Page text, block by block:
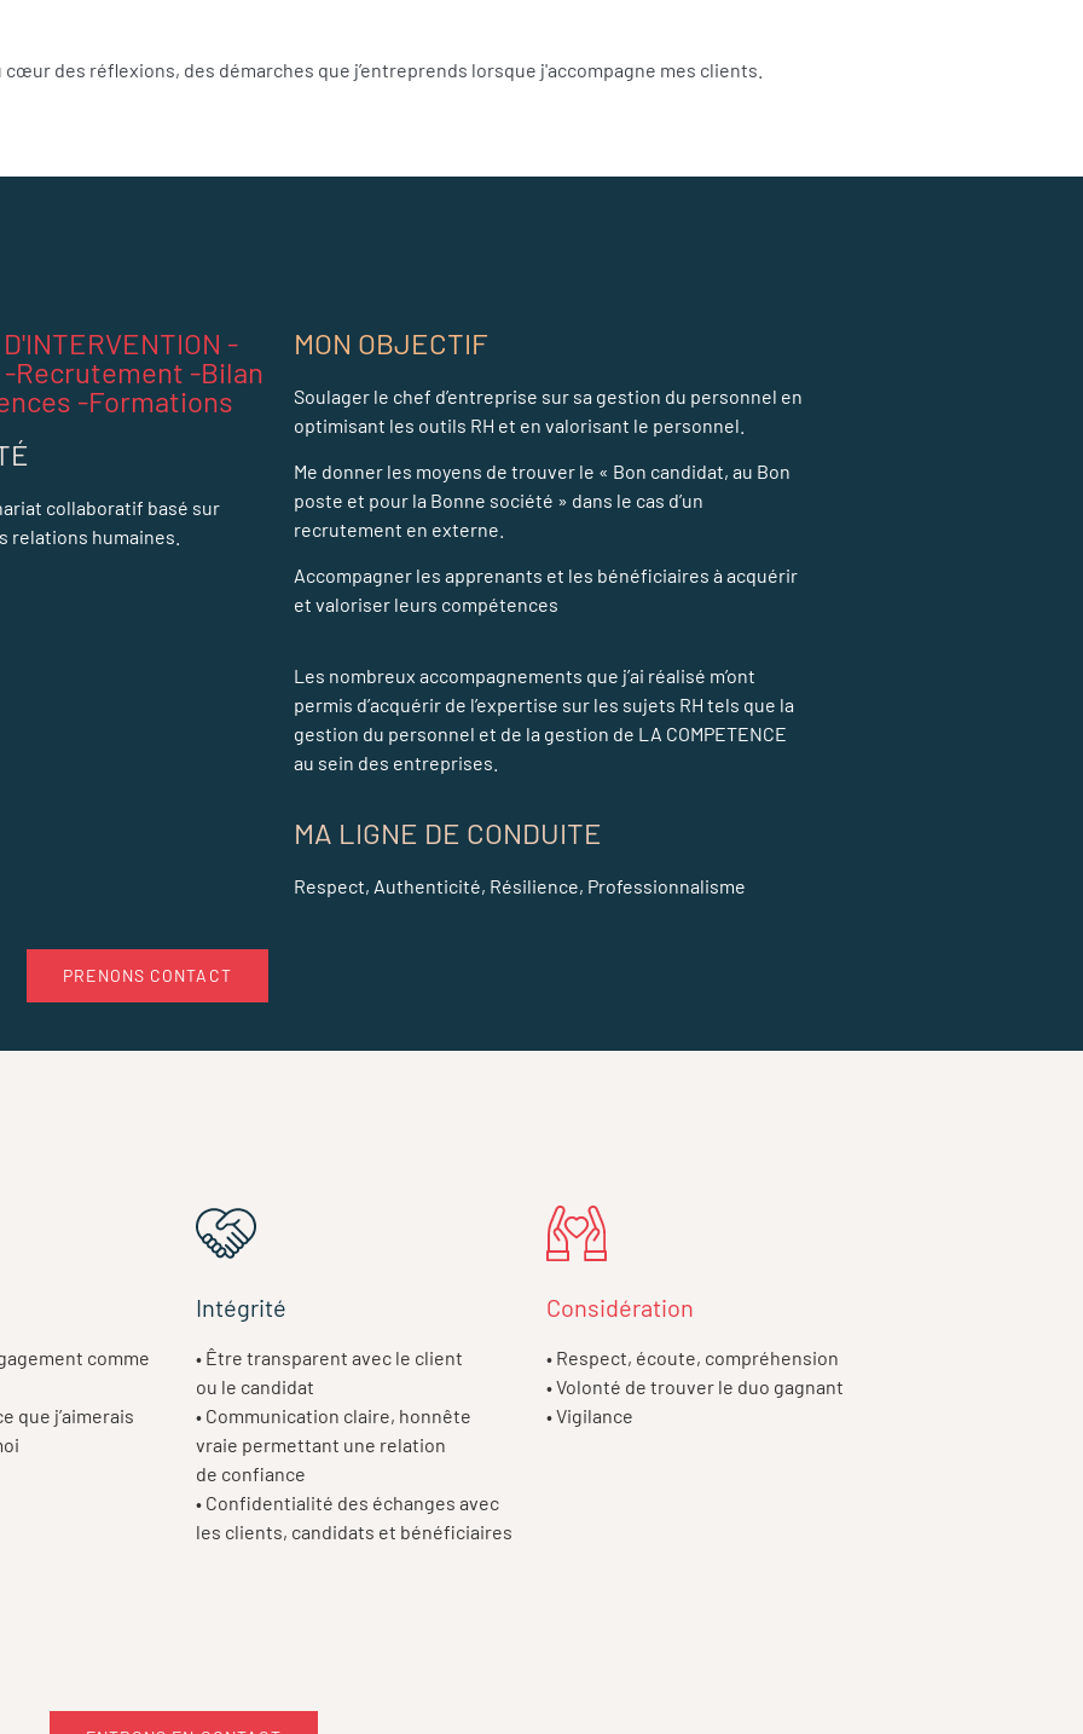
cœur des réflexions, des démarches que j’entreprends lorsque j'accompagne mes clients.
-
-Recrutement -Bilan
-Formations
collaboratif basé sur
relations humaines.
MON OBJECTIF
Soulager le chef d’entreprise sur sa gestion du personnel en
optimisant les outils RH et en valorisant le personnel.
Me donner les moyens de trouver le « Bon candidat, au Bon
poste et pour la Bonne société » dans le cas d’un
recrutement en externe.
Accompagner les apprenants et les bénéficiaires à acquérir
et valoriser leurs compétences
Les nombreux accompagnements que j’ai réalisé m’ont
permis d’acquérir de l’expertise sur les sujets RH tels que la
gestion du personnel et de la gestion de LA COMPETENCE
au sein des entreprises.
MA LIGNE DE CONDUITE
Respect, Authenticité, Résilience, Professionnalisme
PRENONS CONTACT
comme
que j’aimerais
Intégrité
• Être transparent avec le client
ou le candidat
• Communication claire, honnête
vraie permettant une relation
de confiance
• Confidentialité des échanges avec
les clients, candidats et bénéficiaires
Considération
• Respect, écoute, compréhension
• Volonté de trouver le duo gagnant
• Vigilance